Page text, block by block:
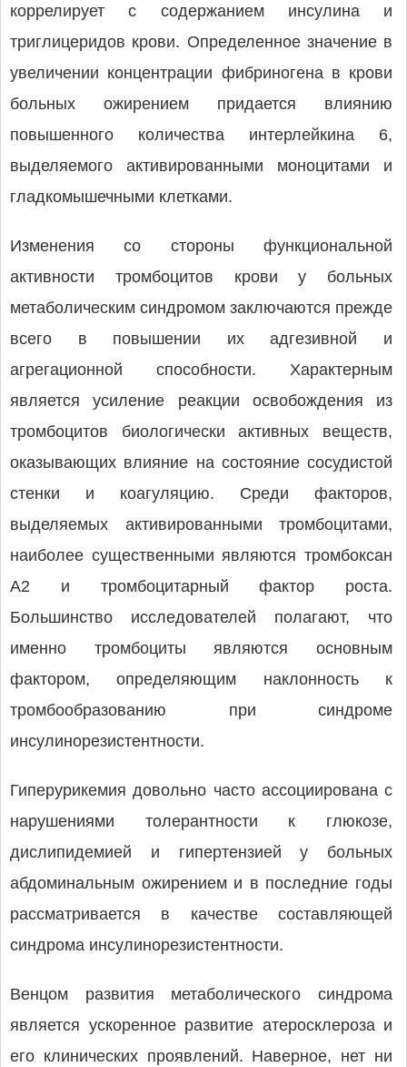
коррелирует с содержанием инсулина и
триглицеридов крови. Определенное значение в
увеличении концентрации фибриногена в крови
больных ожирением придается влиянию
повышенного количества интерлейкина 6,
выделяемого активированными моноцитами и
гладкомышечными клетками.
Изменения со стороны функциональной
активности тромбоцитов крови у больных
метаболическим синдромом заключаются прежде
всего в повышении их адгезивной и
агрегационной способности. Характерным
является усиление реакции освобождения из
тромбоцитов биологически активных веществ,
оказывающих влияние на состояние сосудистой
стенки и коагуляцию. Среди факторов,
выделяемых активированными тромбоцитами,
наиболее существенными являются тромбоксан
A2 и тромбоцитарный фактор роста.
Большинство исследователей полагают, что
именно тромбоциты являются основным
фактором, определяющим наклонность к
тромбообразованию при синдроме
инсулинорезистентности.
Гиперурикемия довольно часто ассоциирована с
нарушениями толерантности к глюкозе,
дислипидемией и гипертензией у больных
абдоминальным ожирением и в последние годы
рассматривается в качестве составляющей
синдрома инсулинорезистентности.
Венцом развития метаболического синдрома
является ускоренное развитие атеросклероза и
его клинических проявлений. Наверное, нет ни